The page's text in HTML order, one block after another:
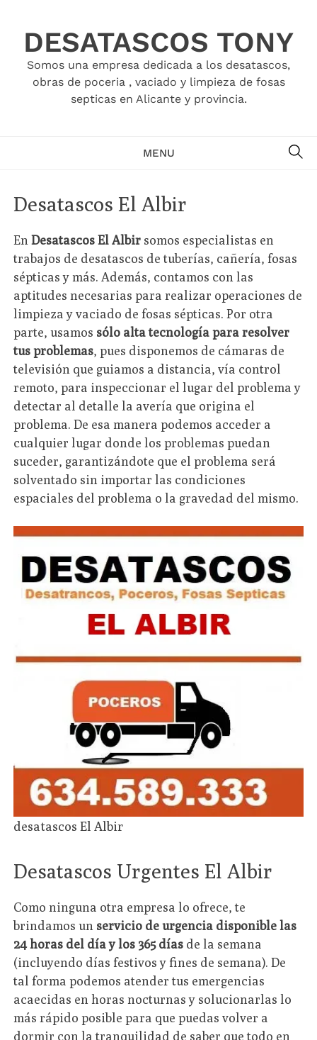
contentDESATASCOS TONY
Somos una empresa dedicada a los desatascos,
obras de poceria , vaciado y limpieza de fosas
septicas en Alicante y provincia.
MENU
Desatascos El Albir
EnDesatascos El Albir somos especialistas en
trabajos de desatascos de tuberías, cañería, fosas
sépticas y más. Además, contamos con las
aptitudes necesarias para realizar operaciones de
limpieza y vaciado de fosas sépticas. Por otra
parte, usamos sólo alta tecnología para resolver
tus problemas, pues disponemos de cámaras de
televisión que guiamos a distancia, vía control
remoto, para inspeccionar el lugar del problema y
detectar al detalle la avería que origina el
problema. De esa manera podemos acceder a
cualquier lugar donde los problemas puedan
suceder, garantizándote que el problema será
solventado sin importar las condiciones
espaciales del problema o la gravedad del mismo.
desatascos El Albir
Desatascos Urgentes El Albir
Como ninguna otra empresa lo ofrece, te
brindamos un servicio de urgencia disponible las
24 horas del día y los 365 días de la semana
(incluyendo días festivos y fines de semana). De
tal forma podemos atender tus emergencias
acaecidas en horas nocturnas y solucionarlas lo
más rápido posible para que puedas volver a
dormir con la tranquilidad de saber que todo en